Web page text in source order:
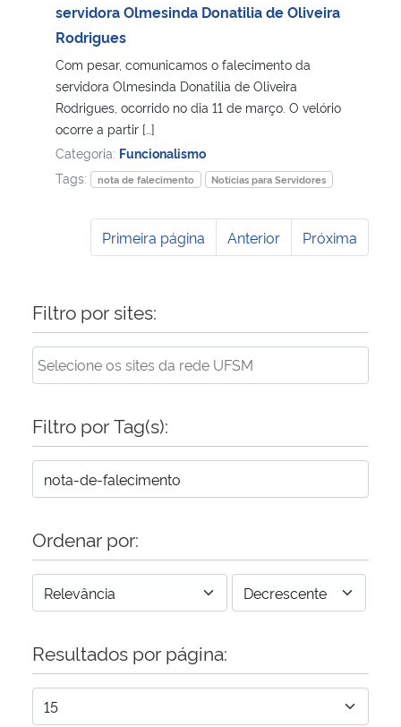
servidora Olmesinda Donatilia de Oliveira
Rodrigues
Com pesar, comunicamos o falecimento da
servidora Olmesinda Donatilia de Oliveira
Rodrigues, ocorrido no dia 11 de março. O velório
ocorre a partir […]
Categoria: Funcionalismo
Tags:
nota de falecimento Notícias para Servidores
Primeira página Anterior Próxima
Filtro por sites:
Filtro por Tag(s):
Ordenar por:
Resultados por página: